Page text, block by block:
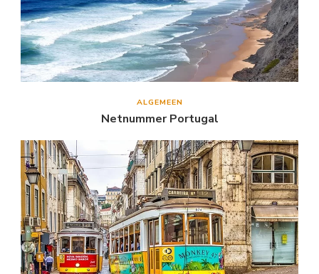
ALGEMEEN
Netnummer Portugal